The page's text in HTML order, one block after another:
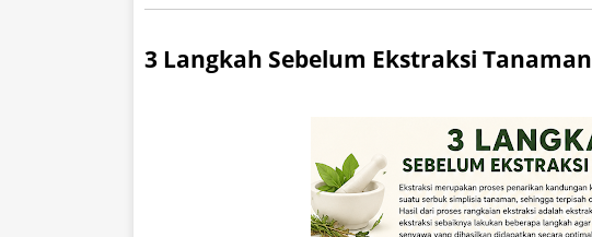
3 Langkah Sebelum Ekstraksi Tanaman